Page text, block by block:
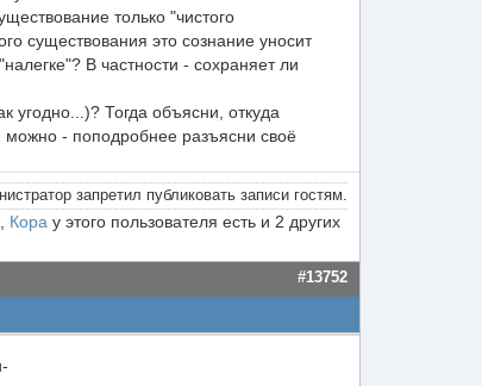
только "чистого
существования это сознание уносит
В частности - сохраняет ли
угодно...)? Тогда объясни, откуда
- поподробнее разъясни своё
запретил публиковать записи гостям.
Кора у этого пользователя есть и 2 других
#13752